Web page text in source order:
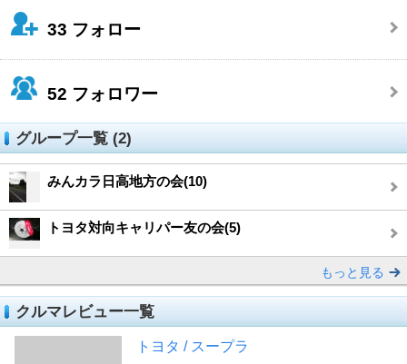
33 フォロー
52 フォロワー
グループ一覧 (2)
みんカラ日高地方の会(10)
トヨタ対向キャリパー友の会(5)
もっと見る
クルマレビュー一覧
トヨタ / スープラ